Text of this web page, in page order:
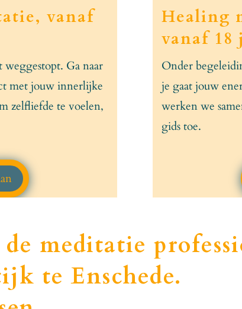
vanaf
Ga naar
met jouw innerlijke
zelfliefde te voelen,
Healing
vanaf 18
Onder
je gaat jouw
werken we
gids toe.
meditatie
te Enschede.